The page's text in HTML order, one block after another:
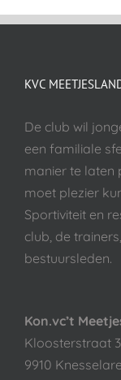
KVC
De club wil
een familiale
manier te laten
moet plezier
Sportiviteit en
club, de
bestuursleden.
Kon.vc’t
Kloosterstraat
9910 Knesselare